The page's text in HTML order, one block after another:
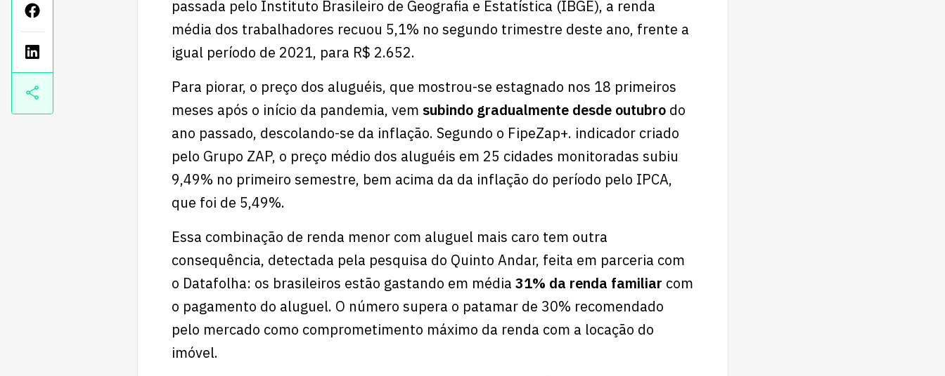
passada pelo Instituto Brasileiro de Geografia e Estatística (IBGE), a renda
média dos trabalhadores recuou 5,1% no segundo trimestre deste ano, frente a
igual período de 2021, para R$ 2.652.
Para piorar, o preço dos aluguéis, que mostrou-se estagnado nos 18 primeiros
meses após o início da pandemia, vem subindo gradualmente desde outubro do
ano passado, descolando-se da inflação. Segundo o FipeZap+. indicador criado
pelo Grupo ZAP, o preço médio dos aluguéis em 25 cidades monitoradas subiu
9,49% no primeiro semestre, bem acima da da inflação do período pelo IPCA,
que foi de 5,49%.
Essa combinação de renda menor com aluguel mais caro tem outra
consequência, detectada pela pesquisa do Quinto Andar, feita em parceria com
o Datafolha: os brasileiros estão gastando em média 31% da renda familiar com
o pagamento do aluguel. O número supera o patamar de 30% recomendado
pelo mercado como comprometimento máximo da renda com a locação do
imóvel.